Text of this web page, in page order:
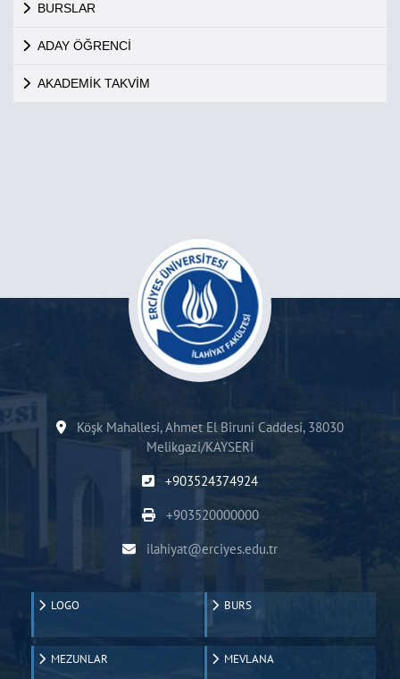
BURSLAR
ADAY ÖĞRENCİ
AKADEMİK TAKVİM
Köşk Mahallesi, Ahmet El Biruni Caddesi, 38030
Melikgazi/KAYSERİ
+903524374924
+903520000000
ilahiyat@erciyes.edu.tr
LOGO BURS
MEZUNLAR MEVLANA